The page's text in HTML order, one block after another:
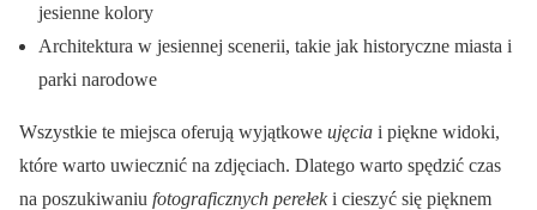
jesienne kolory
Architektura w jesiennej scenerii, takie jak historyczne miasta i
parki narodowe
Wszystkie te miejsca oferują wyjątkowe ujęcia i piękne widoki,
które warto uwiecznić na zdjęciach. Dlatego warto spędzić czas
na poszukiwaniu fotograficznych perełeki cieszyć się pięknem